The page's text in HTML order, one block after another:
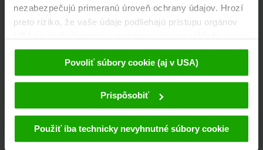
nezabezpečujú primeranú úroveň ochrany údajov. Hrozí
preto riziko, že vaše údaje podliehajú prístupu orgánov
príslušných opatrení voči poskytovateľom tretích strán
(napr. Google, Meta) a že proti tomu nie sú k dispozícii
žiadne účinné opravné prostriedky. Kliknutím na
možnosť „Povoliť súbory cookie“ súhlasíte s tým, že
súbory cookie smieme používať my a poskytovatelia
výhradne v pseudonymizovanej forme. Ďalšie
Povoliť súbory cookie (aj v USA)
Prispôsobiť
Použiť iba technicky nevyhnutné súbory cookie
Objavte zájazdy
Informácie a tipy o pešej turistike, cyklistike, behu,